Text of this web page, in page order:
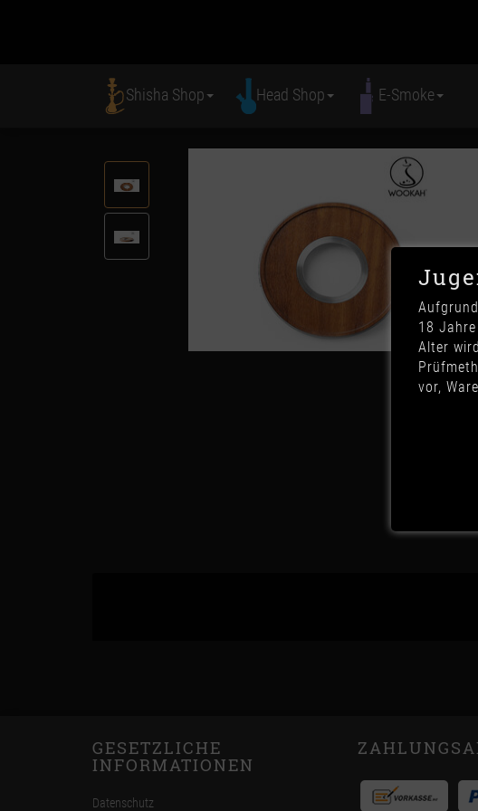
Shisha Shop Head Shop E-Smoke
GESETZLICHE
INFORMATIONEN
Datenschutz
18
Alter
vor,